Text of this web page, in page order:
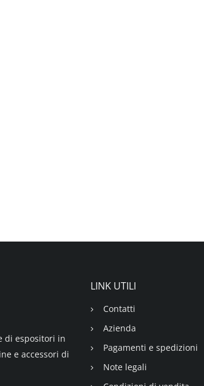
di espositori in
e accessori di
LINK UTILI
Contatti
Azienda
Pagamenti e spedizioni
Note legali